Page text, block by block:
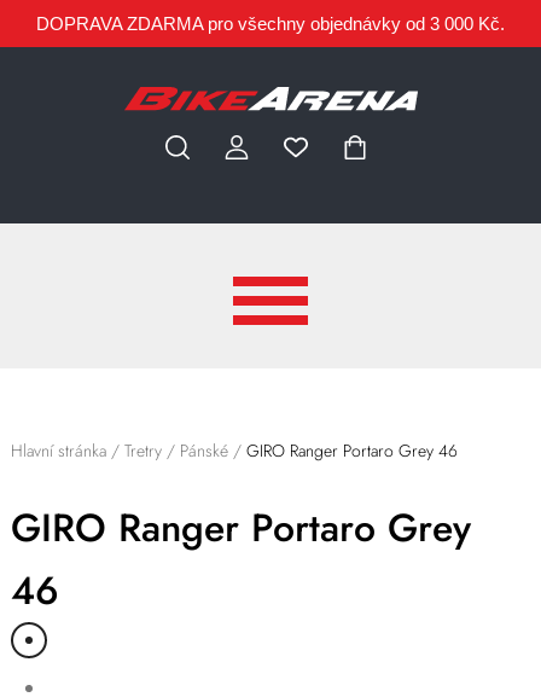
DOPRAVA ZDARMA pro všechny objednávky od 3 000 Kč.
Hlavní stránka/ Tretry/ Pánské/ GIRO Ranger Portaro Grey 46
GIRO Ranger Portaro Grey
46